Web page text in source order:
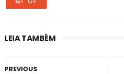
LEIA TAMBÉM
PREVIOUS